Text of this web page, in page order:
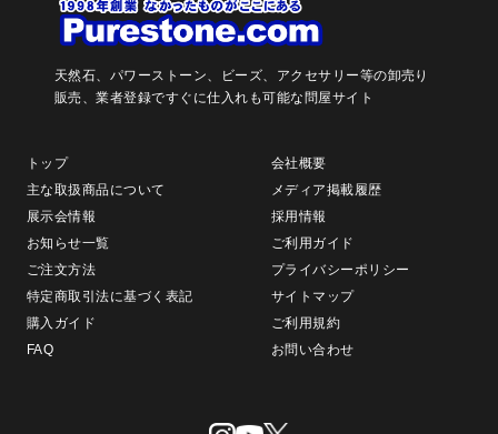
天然石、パワーストーン、ビーズ、アクセサリー等の卸売り
販売、業者登録ですぐに仕入れも可能な問屋サイト
トップ
会社概要
主な取扱商品について
メディア掲載履歴
展示会情報
採用情報
お知らせ一覧
ご利用ガイド
ご注文方法
プライバシーポリシー
特定商取引法に基づく表記
サイトマップ
購入ガイド
ご利用規約
FAQ
お問い合わせ